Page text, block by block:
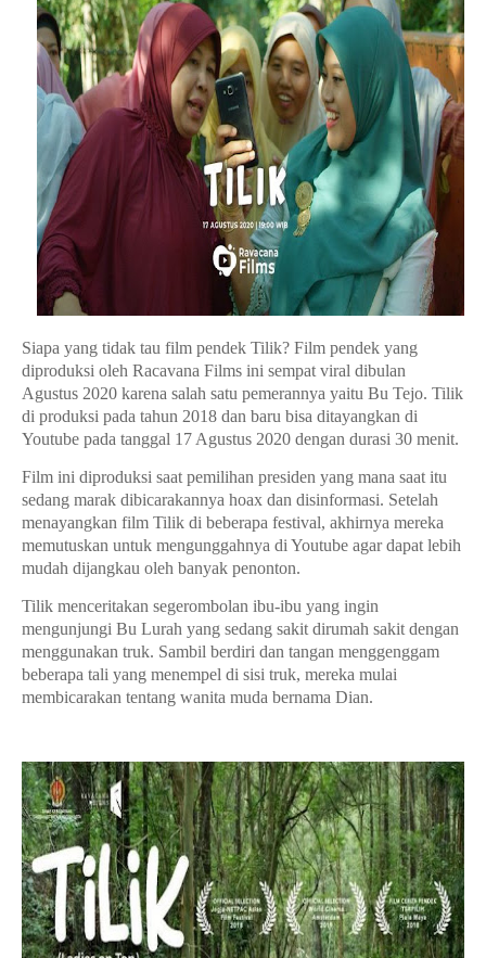
Siapa yang tidak tau film pendek Tilik? Film pendek yang
diproduksi oleh Racavana Films ini sempat viral dibulan
Agustus 2020 karena salah satu pemerannya yaitu Bu Tejo. Tilik
di produksi pada tahun 2018 dan baru bisa ditayangkan di
Youtube pada tanggal 17 Agustus 2020 dengan durasi 30 menit.
Film ini diproduksi saat pemilihan presiden yang mana saat itu
sedang marak dibicarakannya hoax dan disinformasi. Setelah
menayangkan film Tilik di beberapa festival, akhirnya mereka
memutuskan untuk mengunggahnya di Youtube agar dapat lebih
mudah dijangkau oleh banyak penonton.
Tilik menceritakan segerombolan ibu-ibu yang ingin
mengunjungi Bu Lurah yang sedang sakit dirumah sakit dengan
menggunakan truk. Sambil berdiri dan tangan menggenggam
beberapa tali yang menempel di sisi truk, mereka mulai
membicarakan tentang wanita muda bernama Dian.